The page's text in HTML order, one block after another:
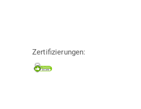
Zertifizierungen: